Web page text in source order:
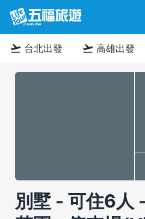
flight_takeoff 台北出發 flight_takeoff 高雄出發
別墅 - 可住6人